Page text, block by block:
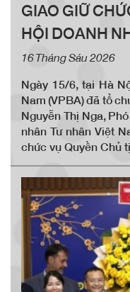
GIAO GIỮ
HỘI DOANH
NAM
16 Tháng Sáu 2026
Ngày 15/6, tại Hà
Nam (VPBA) đã tổ
Nguyễn Thị Nga,
nhân Tư nhân Việt
chức vụ Quyền Chủ
Nam.